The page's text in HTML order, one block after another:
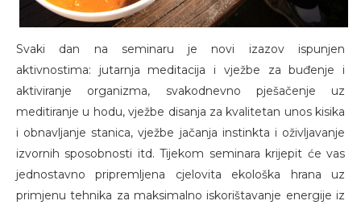
Svaki dan na seminaru je novi izazov ispunjen
aktivnostima: jutarnja meditacija i vježbe za buđenje i
aktiviranje organizma, svakodnevno pješačenje uz
meditiranje u hodu, vježbe disanja za kvalitetan unos kisika
i obnavljanje stanica, vježbe jačanja instinkta i oživljavanje
izvornih sposobnosti itd. Tijekom seminara krijepit će vas
jednostavno pripremljena cjelovita ekološka hrana uz
primjenu tehnika za maksimalno iskorištavanje energije iz